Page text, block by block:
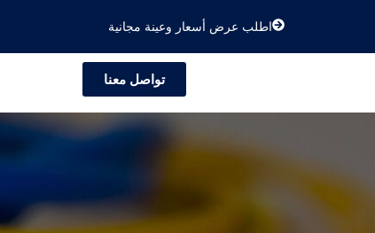
اطلب عرض أسعار وعينة مجانية
تواصل معنا